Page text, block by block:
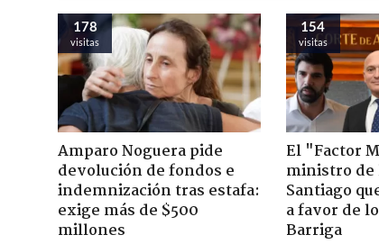
178
visitas
Amparo Noguera pide
devolución de fondos e
indemnización tras estafa:
exige más de $500
millones
154
visitas
El "Factor
ministro de
Santiago
a favor de
Barriga